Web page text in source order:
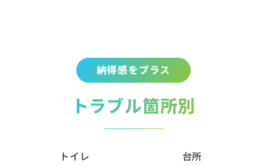
納得感をプラス
トラブル箇所別
トイレ 台所